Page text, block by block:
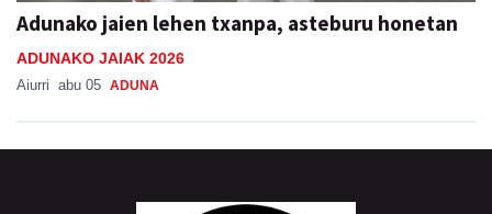
Adunako jaien lehen txanpa, asteburu honetan
ADUNAKO JAIAK 2026
Aiurri abu 05 ADUNA